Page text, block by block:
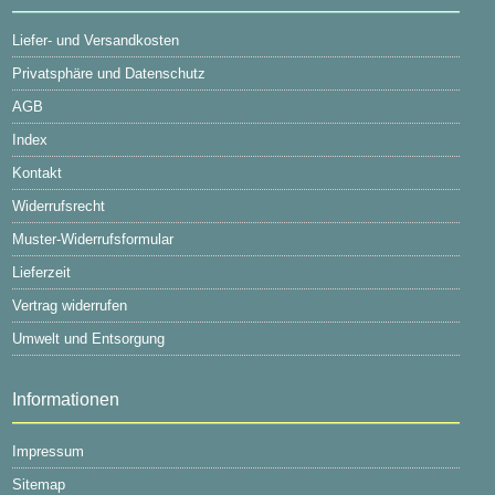
Liefer- und Versandkosten
Privatsphäre und Datenschutz
AGB
Index
Kontakt
Widerrufsrecht
Muster-Widerrufsformular
Lieferzeit
Vertrag widerrufen
Umwelt und Entsorgung
Informationen
Impressum
Sitemap